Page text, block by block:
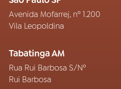
Avenida Mofarrej, nº 1.200
Vila Leopoldina
Tabatinga AM
Rua Rui Barbosa S/Nº
Rui Barbosa